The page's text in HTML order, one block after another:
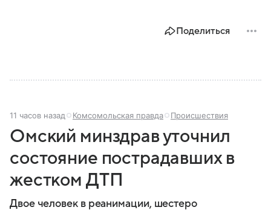
Поделиться
11 часов назад Комсомольская правда Происшествия
Омский минздрав уточнил
состояние пострадавших в
жестком ДТП
Двое человек в реанимации, шестеро